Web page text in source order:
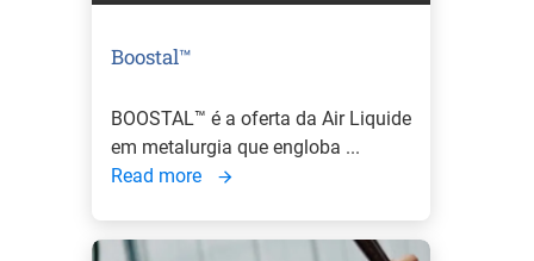
Boostal™
BOOSTAL™ é a oferta da Air Liquide
em metalurgia que engloba ...
Read more